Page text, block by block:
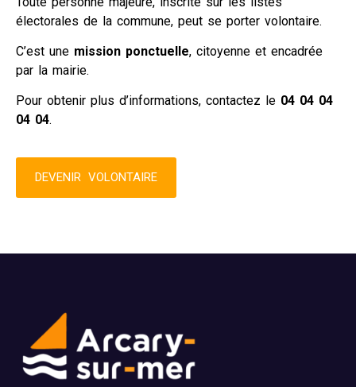
électorales de la commune, peut se porter volontaire.
C’est une mission ponctuelle, citoyenne et encadrée
par la mairie.
Pour obtenir plus d’informations, contactez le 04 04 04
04 04.
DEVENIR VOLONTAIRE